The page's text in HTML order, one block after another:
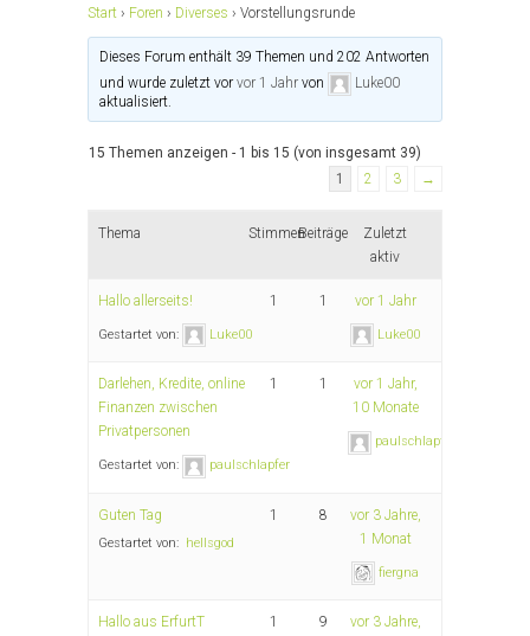
Start › Foren › Diverses › Vorstellungsrunde
Dieses Forum enthält 39 Themen und 202 Antworten
und wurde zuletzt vorvor 1 Jahr von
Luke00
aktualisiert.
15 Themen anzeigen - 1 bis 15 (von insgesamt 39)
1
2 3 →
Thema StimmenBeiträge
Zuletzt
aktiv
Hallo allerseits!
Gestartet von: Luke00
1 1 vor 1 Jahr
Luke00
Darlehen, Kredite, online
Finanzen zwischen
Privatpersonen
Gestartet von: paulschlapfer
1 1
vor 1 Jahr,
10 Monate
paulschlapfer
Guten Tag
Gestartet von: hellsgod
1 8
vor 3 Jahre,
1 Monat
fiergna
Hallo aus ErfurtT 1 9
vor 3 Jahre,